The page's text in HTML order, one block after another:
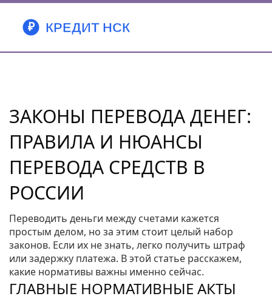
ЗАКОНЫ ПЕРЕВОДА ДЕНЕГ:
ПРАВИЛА И НЮАНСЫ
ПЕРЕВОДА СРЕДСТВ В
РОССИИ
Переводить деньги между счетами кажется
простым делом, но за этим стоит целый набор
законов. Если их не знать, легко получить штраф
или задержку платежа. В этой статье расскажем,
какие нормативы важны именно сейчас.
ГЛАВНЫЕ НОРМАТИВНЫЕ АКТЫ